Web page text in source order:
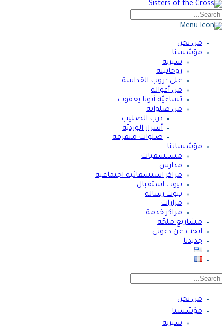
من نحن
مؤسّسنا
سيرته
روحانيته
على دروب القداسة
من أقواله
تساعيّة أبونا يعقوب
من صلواته
درب الصليب
أسرار الورديّة
صلوات متفرقة
مؤسّساتنا
مستشفيات
مدارس
مراكز استشفائية اجتماعية
بيوت استقبال
بيوت رسالة
مزارات
مراكز خدمة
مشاريع ملحّة
ابحث عن دعوتي
جديدنا
من نحن
مؤسّسنا
سيرته